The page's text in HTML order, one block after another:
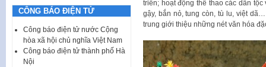
triển; hoạt động thể thao các dân
gậy, bắn nỏ, tung còn, tù lu, việt
trung giới thiệu những nét văn hóa
CÔNG BÁO ĐIỆN TỬ
Công báo điện tử nước Cộng
hòa xã hội chủ nghĩa Việt Nam
Công báo điện tử thành phố Hà
Nội